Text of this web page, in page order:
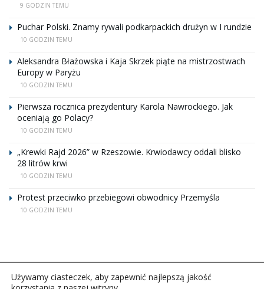
9 GODZIN TEMU
Puchar Polski. Znamy rywali podkarpackich drużyn w I rundzie
10 GODZIN TEMU
Aleksandra Błażowska i Kaja Skrzek piąte na mistrzostwach
Europy w Paryżu
10 GODZIN TEMU
Pierwsza rocznica prezydentury Karola Nawrockiego. Jak
oceniają go Polacy?
10 GODZIN TEMU
„Krewki Rajd 2026” w Rzeszowie. Krwiodawcy oddali blisko
28 litrów krwi
10 GODZIN TEMU
Protest przeciwko przebiegowi obwodnicy Przemyśla
10 GODZIN TEMU
Używamy ciasteczek, aby zapewnić najlepszą jakość